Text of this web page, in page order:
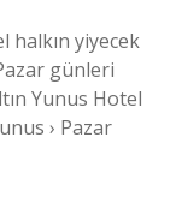
halkın yiyecek
günleri
Yunus Hotel
› Pazar